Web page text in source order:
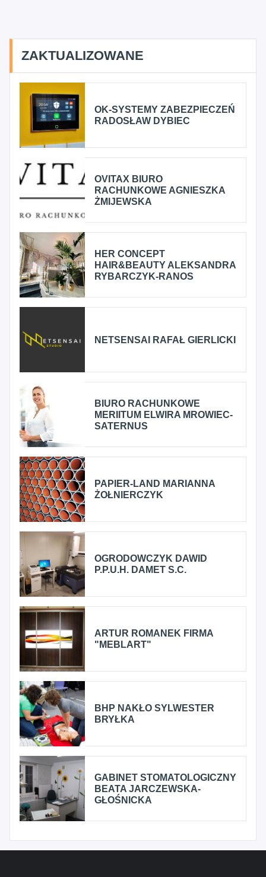
ZAKTUALIZOWANE
OK-SYSTEMY ZABEZPIECZEŃ
RADOSŁAW DYBIEC
OVITAX BIURO
RACHUNKOWE AGNIESZKA
ŻMIJEWSKA
HER CONCEPT
HAIR&BEAUTY ALEKSANDRA
RYBARCZYK-RANOS
NETSENSAI RAFAŁ GIERLICKI
BIURO RACHUNKOWE
MERIITUM ELWIRA MROWIEC-
SATERNUS
PAPIER-LAND MARIANNA
ŻOŁNIERCZYK
OGRODOWCZYK DAWID
P.P.U.H. DAMET S.C.
ARTUR ROMANEK FIRMA
"MEBLART"
BHP NAKŁO SYLWESTER
BRYŁKA
GABINET STOMATOLOGICZNY
BEATA JARCZEWSKA-
GŁOŚNICKA